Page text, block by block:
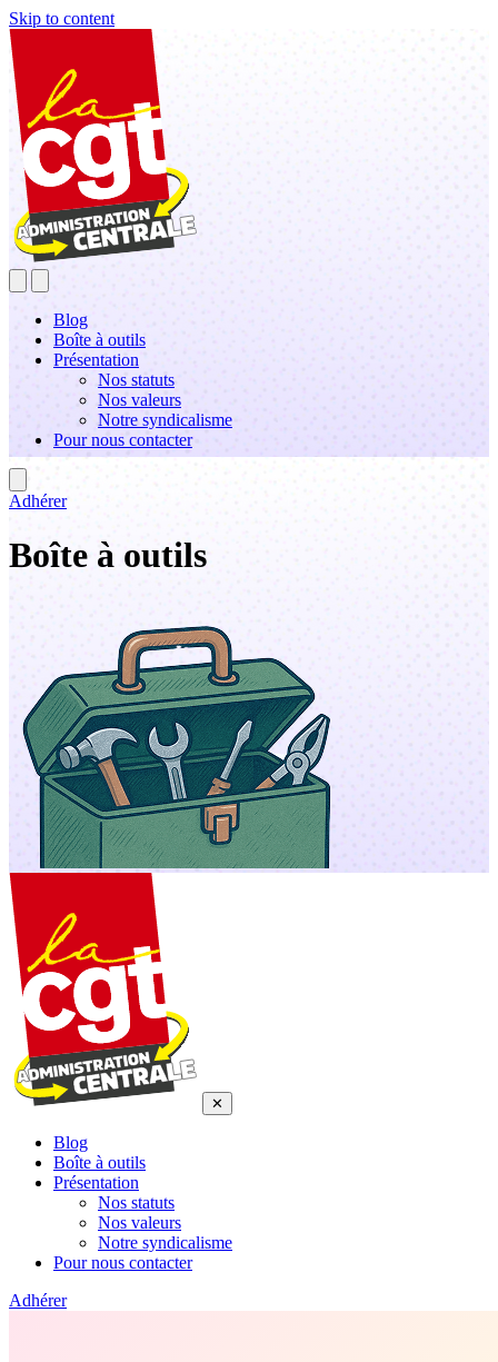
Skip to content
Blog
Boîte à outils
Présentation
Nos statuts
Nos valeurs
Notre syndicalisme
Pour nous contacter
Adhérer
Boîte à outils
✕
Blog
Boîte à outils
Présentation
Nos statuts
Nos valeurs
Notre syndicalisme
Pour nous contacter
Adhérer